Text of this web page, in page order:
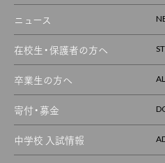
ニュース
在校生・保護者の方へ
卒業生の方へ
寄付・募金
中学校 入試情報